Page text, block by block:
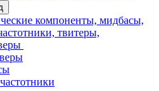
компоненты, мидбасы,
твитеры,